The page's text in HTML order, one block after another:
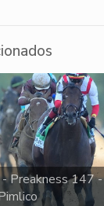
Preakness 147 -